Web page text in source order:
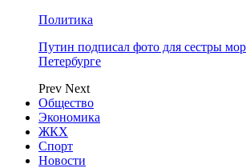
Политика
Путин подписал фото для сестры
Петербурге
Prev Next
Общество
Экономика
ЖКХ
Спорт
Новости